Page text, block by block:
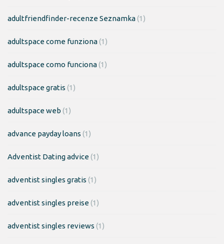
adultfriendfinder-recenze Seznamka(1)
adultspace come funziona(1)
adultspace como funciona(1)
adultspace gratis (1)
adultspace web (1)
advance payday loans (1)
Adventist Dating advice(1)
adventist singles gratis (1)
adventist singles preise(1)
adventist singles reviews (1)